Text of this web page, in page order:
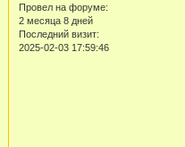
Провел на форуме:
2 месяца 8 дней
Последний визит:
2025-02-03 17:59:46